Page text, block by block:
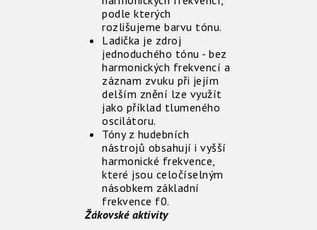
podle kterých
rozlišujeme barvu tónu.
Ladička je zdroj
jednoduchého tónu - bez
harmonických frekvencí a
záznam zvuku při jejím
delším znění lze využít
jako příklad tlumeného
oscilátoru.
Tóny z hudebních
nástrojů obsahují i vyšší
harmonické frekvence,
které jsou celočíselným
násobkem základní
frekvence f0.
Žákovské aktivity